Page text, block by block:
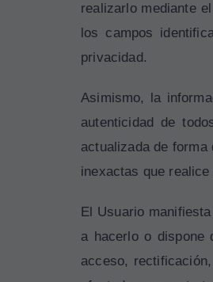
realizarlo mediante
los campos
privacidad.
Asimismo, la
autenticidad de
actualizada de
inexactas que
El Usuario
a hacerlo o dispone
acceso,